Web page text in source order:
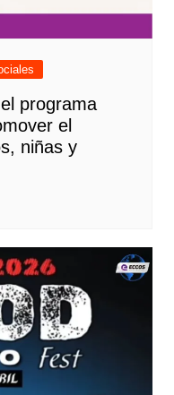
programa
el
niñas y